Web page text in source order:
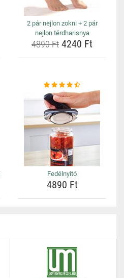
2 pár nejlon zokni + 2 pár
nejlon térdharisnya
4890 Ft 4240 Ft
Fedélnyitó
4890 Ft